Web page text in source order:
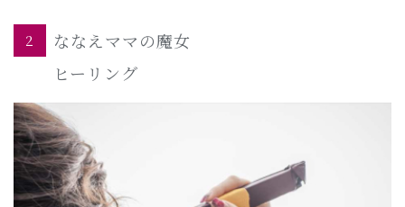
2
ななえママの魔女
ヒーリング